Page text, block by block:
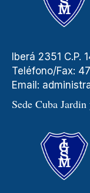
Iberá 2351 C.P.
Teléfono/Fax:
Email:
Sede Cuba